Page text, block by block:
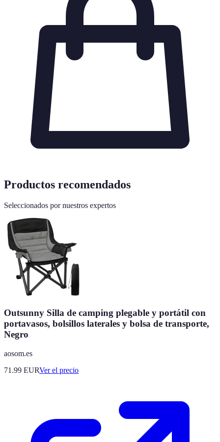
Productos recomendados
Seleccionados por nuestros expertos
Outsunny Silla de camping plegable y portátil con
portavasos, bolsillos laterales y bolsa de transporte,
Negro
aosom.es
71.99 EURVer el precio